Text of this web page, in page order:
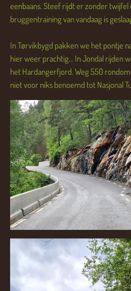
eenbaans. Steef rijdt er zonder twijfel
bruggentraining van vandaag is
In Tørvikbygd pakken we het pontje
hier weer prachtig... In Jondal rijden
het Hardangerfjord. Weg 550
niet voor niks benoemd tot Nasjonal